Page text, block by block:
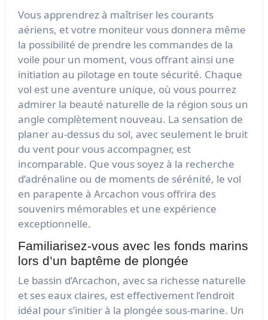
Vous apprendrez à maîtriser les courants
aériens, et votre moniteur vous donnera même
la possibilité de prendre les commandes de la
voile pour un moment, vous offrant ainsi une
initiation au pilotage en toute sécurité. Chaque
vol est une aventure unique, où vous pourrez
admirer la beauté naturelle de la région sous un
angle complètement nouveau. La sensation de
planer au-dessus du sol, avec seulement le bruit
du vent pour vous accompagner, est
incomparable. Que vous soyez à la recherche
d’adrénaline ou de moments de sérénité, le vol
en parapente à Arcachon vous offrira des
souvenirs mémorables et une expérience
exceptionnelle.
Familiarisez-vous avec les fonds marins
lors d’un baptême de plongée
Le bassin d’Arcachon, avec sa richesse naturelle
et ses eaux claires, est effectivement l’endroit
idéal pour s’initier à la plongée sous-marine. Un